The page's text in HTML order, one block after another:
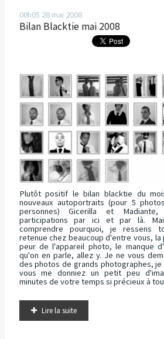
00h05 28 mai 2008
Bilan Blacktie mai 2008
Plutôt positif le bilan blacktie du
nouveaux autoportraits (pour 5
personnes) Gicerilla et
participations par ici et par là.
comprendre pourquoi, je ressens
retenue chez beaucoup d'entre vous,
peur de l'appareil photo, le manque
qu'on en parle, allez y. Je ne vous
des photos de grands photographes,
vous me donniez un petit peu
minutes de votre temps si précieux à
Lire la suite